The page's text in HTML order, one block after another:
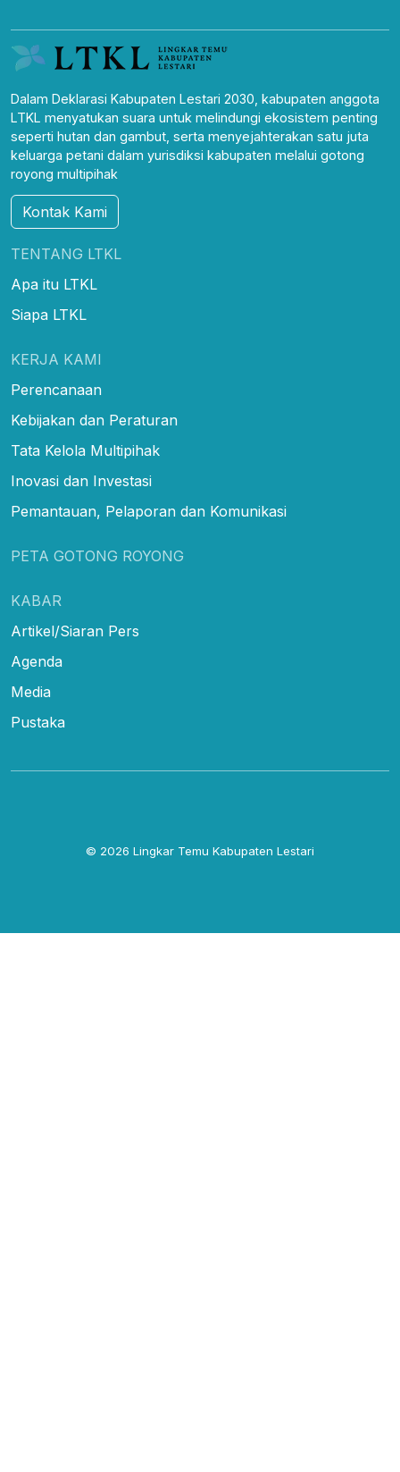
Dalam Deklarasi Kabupaten Lestari 2030, kabupaten anggota
LTKL menyatukan suara untuk melindungi ekosistem penting
seperti hutan dan gambut, serta menyejahterakan satu juta
keluarga petani dalam yurisdiksi kabupaten melalui gotong
royong multipihak
Kontak Kami
TENTANG LTKL
Apa itu LTKL
Siapa LTKL
KERJA KAMI
Perencanaan
Kebijakan dan Peraturan
Tata Kelola Multipihak
Inovasi dan Investasi
Pemantauan, Pelaporan dan Komunikasi
PETA GOTONG ROYONG
KABAR
Artikel/Siaran Pers
Agenda
Media
Pustaka
© 2026 Lingkar Temu Kabupaten Lestari